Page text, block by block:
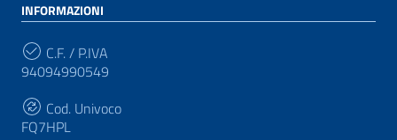
INFORMAZIONI
C.F. / P.IVA
94094990549
Cod. Univoco
FQ7HPL